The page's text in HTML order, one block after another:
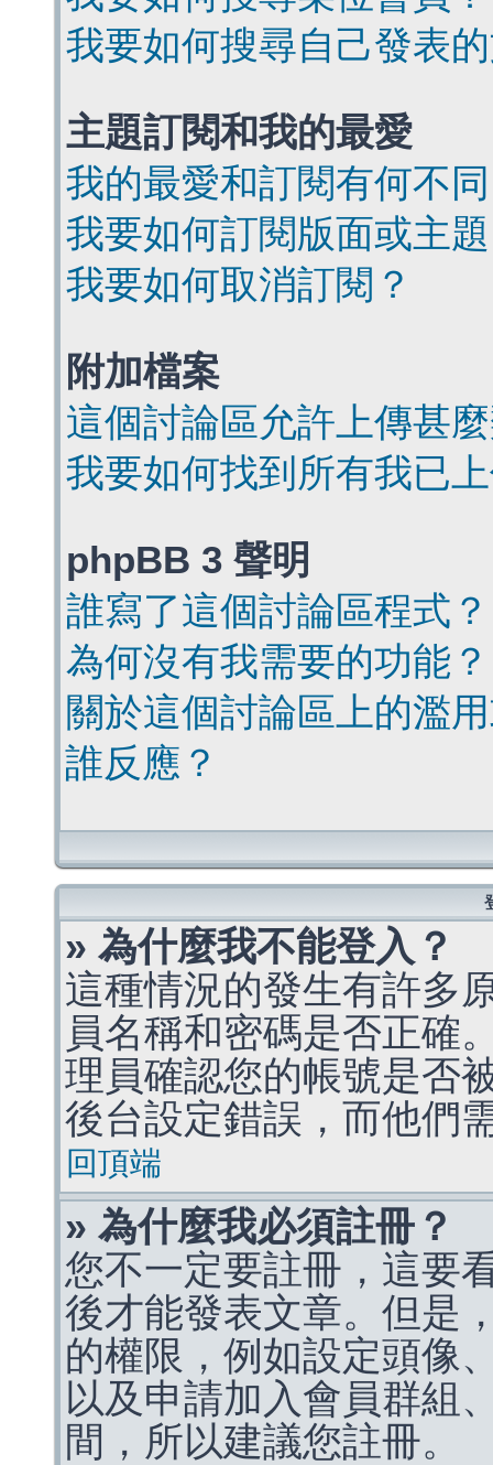
我要如何搜尋自己發表
主題訂閱和我的最愛
我的最愛和訂閱有何不
我要如何訂閱版面或主
我要如何取消訂閱？
附加檔案
這個討論區允許上傳甚
我要如何找到所有我已
phpBB 3 聲明
誰寫了這個討論區程式？
為何沒有我需要的功能？
關於這個討論區上的濫
誰反應？
» 為什麼我不能登入？
這種情況的發生有許多
員名稱和密碼是否正確
理員確認您的帳號是否
後台設定錯誤，而他們
回頂端
» 為什麼我必須註冊？
您不一定要註冊，這要
後才能發表文章。但是
的權限，例如設定頭像
以及申請加入會員群組
間，所以建議您註冊。